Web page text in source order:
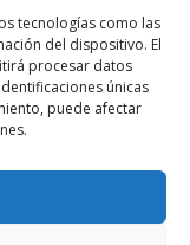
tecnologías como las
del dispositivo. El
procesar datos
únicas
puede afectar